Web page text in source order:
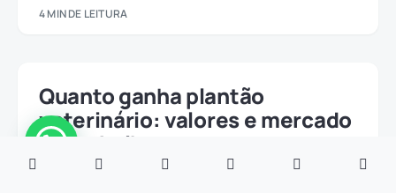
4 MIN DE LEITURA
Quanto ganha plantão
veterinário: valores e mercado
de trabalho
21/08/2025